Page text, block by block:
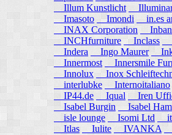
Illum Kunstlicht
Imasoto
Imondi in.es
INAX Corporation
INCHfurniture
Inclass
Indera
Ingo Maurer
Innermost
Innersmile
Innolux
Inox
interlubke
Internoitaliano
IP44.de
Iqual Iren
Isabel Burgin
Isabel
isle lounge
Isomi Ltd it
Itlas
Iulite IVANKA